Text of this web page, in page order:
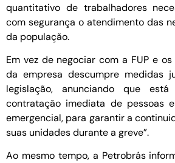
quantitativo de trabalhadores
com segurança o atendimento das
da população.
Em vez de negociar com a FUP e
da empresa descumpre medidas
legislação, anunciando que está
contratação imediata de pessoas
emergencial, para garantir a
suas unidades durante a greve”.
Ao mesmo tempo, a Petrobrás